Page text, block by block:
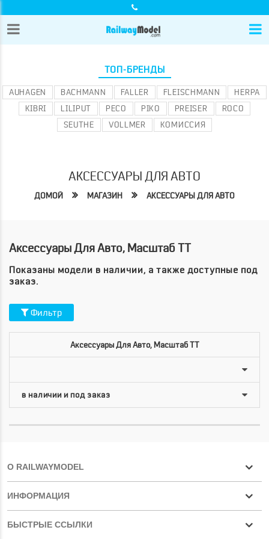
ТОП-БРЕНДЫ
AUHAGEN BACHMANN FALLER FLEISCHMANN
HERPA
KIBRI
LILIPUT PECO PIKO PREISER
ROCO
SEUTHE
VOLLMER КОМИССИЯ
АКСЕССУАРЫ ДЛЯ АВТО
ДОМОЙ МАГАЗИН АКСЕССУАРЫ ДЛЯ АВТО
Аксессуары Для Авто, Масштаб TT
Показаны модели в наличии, а также доступные под
заказ.
Фильтр
Аксессуары Для Авто, Масштаб TT
О RAILWAYMODEL
ИНФОРМАЦИЯ
БЫСТРЫЕ ССЫЛКИ